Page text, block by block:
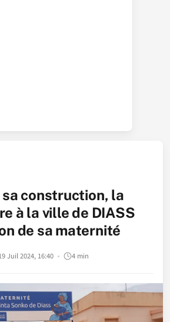
construction, la
à la ville de DIASS
de sa maternité
Juil 2024, 16:40 4 min